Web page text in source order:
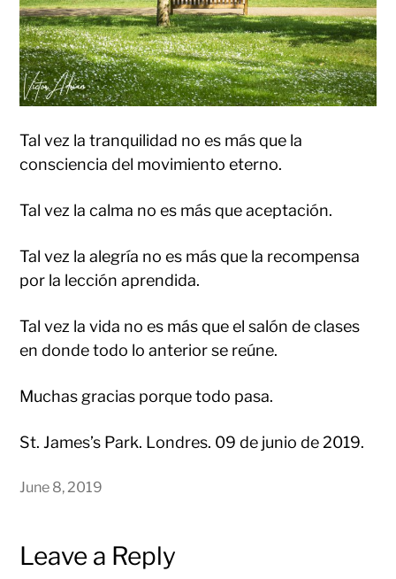
Tal vez la tranquilidad no es más que la
consciencia del movimiento eterno.
Tal vez la calma no es más que aceptación.
Tal vez la alegría no es más que la recompensa
por la lección aprendida.
Tal vez la vida no es más que el salón de clases
en donde todo lo anterior se reúne.
Muchas gracias porque todo pasa.
St. James’s Park. Londres. 09 de junio de 2019.
June 8, 2019
Leave a Reply